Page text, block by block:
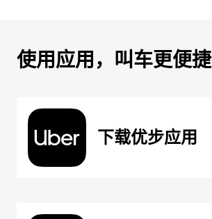
使用应用，叫车更便捷
下载优步应用